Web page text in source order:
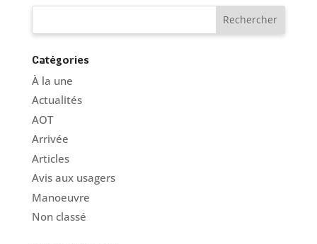
Catégories
À la une
Actualités
AOT
Arrivée
Articles
Avis aux usagers
Manoeuvre
Non classé